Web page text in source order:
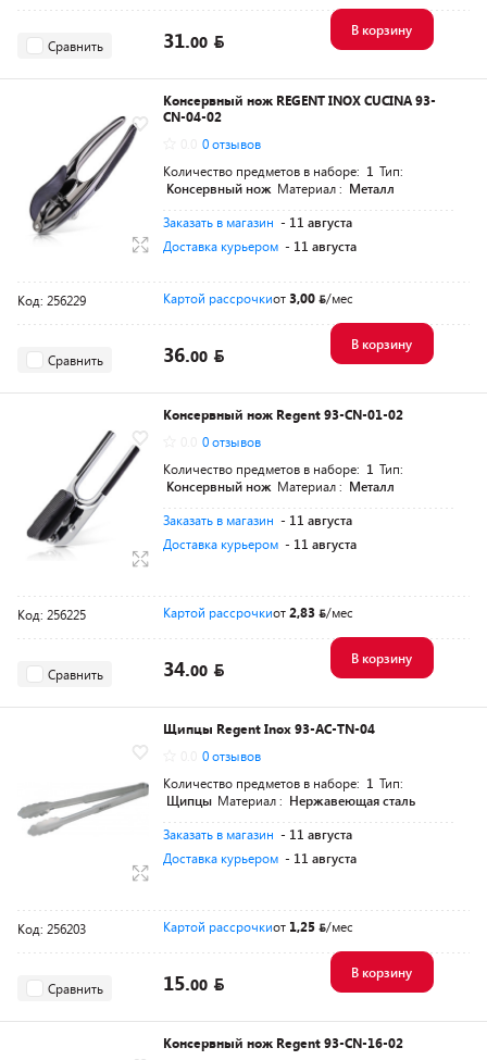
Сравнить 31.00
В корзину
Консервный нож REGENT INOX CUCINA 93-
CN-04-02
0 отзывов
Количество предметов в наборе: 1 Тип:
Консервный нож Материал : Металл
Заказать в магазин - 11 августа
Доставка курьером - 11 августа
Код: 256229 Картой рассрочкиот3,00 /мес
Сравнить 36.00
В корзину
Консервный нож Regent 93-CN-01-02
0 отзывов
Количество предметов в наборе: 1 Тип:
Консервный нож Материал : Металл
Заказать в магазин - 11 августа
Доставка курьером - 11 августа
Код: 256225 Картой рассрочкиот2,83 /мес
Сравнить 34.00
В корзину
Щипцы Regent Inox 93-AC-TN-04
0 отзывов
Количество предметов в наборе: 1 Тип:
Щипцы Материал : Нержавеющая сталь
Заказать в магазин - 11 августа
Доставка курьером - 11 августа
Код: 256203 Картой рассрочкиот 1,25 /мес
Сравнить 15.00
В корзину
Консервный нож Regent 93-CN-16-02